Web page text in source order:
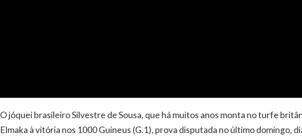
O jóquei brasileiro Silvestre de Sousa, que há muitos anos monta no turfe
Elmaka à vitória nos 1000 Guineus (G.1), prova disputada no último domingo,